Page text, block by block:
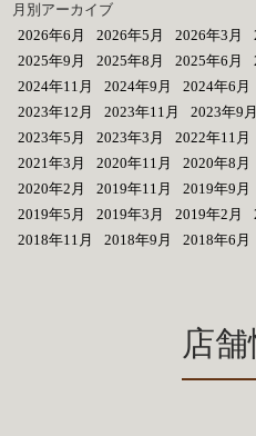
月別アーカイブ
2026年6月
2026年5月 2026年3月
2025年9月
2025年8月 2025年6月
2024年11月
2024年9月 2024年6月
2023年12月
2023年11月 2023年9月
2023年5月
2023年3月 2022年11月
2021年3月
2020年11月 2020年8月
2020年2月
2019年11月 2019年9月
2019年5月
2019年3月 2019年2月
2018年11月
2018年9月 2018年6月
店